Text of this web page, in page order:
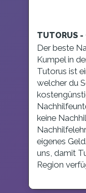
TUTORUS -
Der beste
Kumpel in
Tutorus ist
welcher du
keine
eigenes
uns, damit
Region